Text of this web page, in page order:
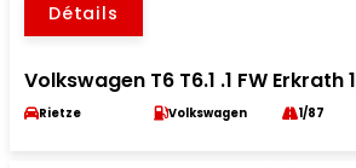
Détails
Volkswagen T6 T6.1 .1 FW Erkrath
Rietze Volkswagen 1/87